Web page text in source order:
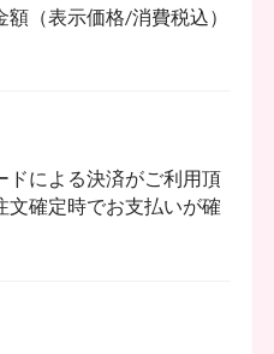
（表示価格/消費税込）
ドによる決済がご利用頂
文確定時でお支払いが確